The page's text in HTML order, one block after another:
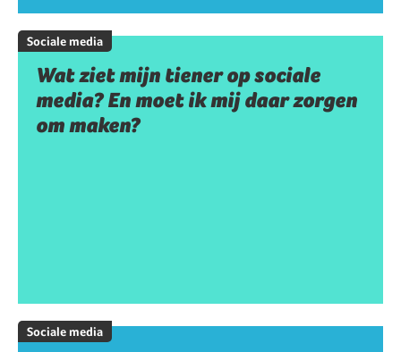
Sociale media
Wat ziet mijn tiener op sociale
media? En moet ik mij daar zorgen
om maken?
Sociale media